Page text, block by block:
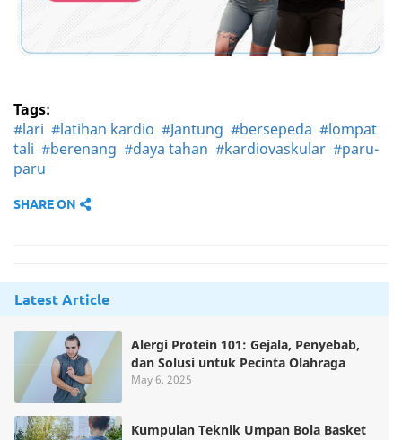
Tags:
#lari #latihan kardio #Jantung #bersepeda #lompat
tali #berenang #daya tahan #kardiovaskular #paru-
paru
SHARE ON
Latest Article
Alergi Protein 101: Gejala, Penyebab,
dan Solusi untuk Pecinta Olahraga
May 6, 2025
Kumpulan Teknik Umpan Bola Basket